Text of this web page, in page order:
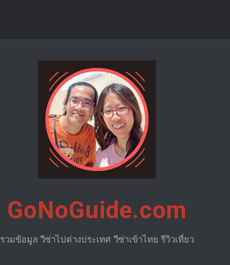
GoNoGuide.com
รวมข้อมูล วีซ่าไปต่างประเทศ วีซ่าเข้าไทย รีวิวเที่ยว